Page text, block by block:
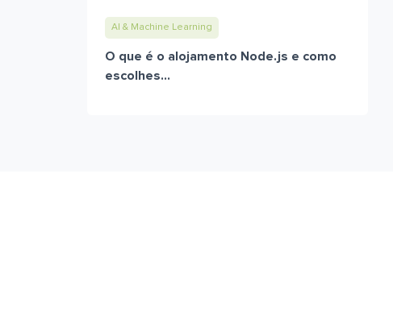
AI & Machine Learning
O que é o alojamento Node.js e como
escolhes...